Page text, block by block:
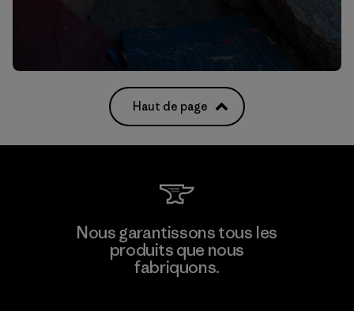
Haut de page
Nous garantissons tous les
produits que nous
fabriquons.